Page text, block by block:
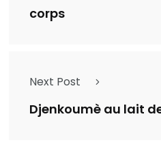
corps
Next Post
Djenkoumè au lait